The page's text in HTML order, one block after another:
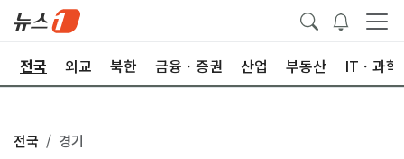
전국 외교 북한 금융ㆍ증권 산업 부동산 ITㆍ과학
전국 경기